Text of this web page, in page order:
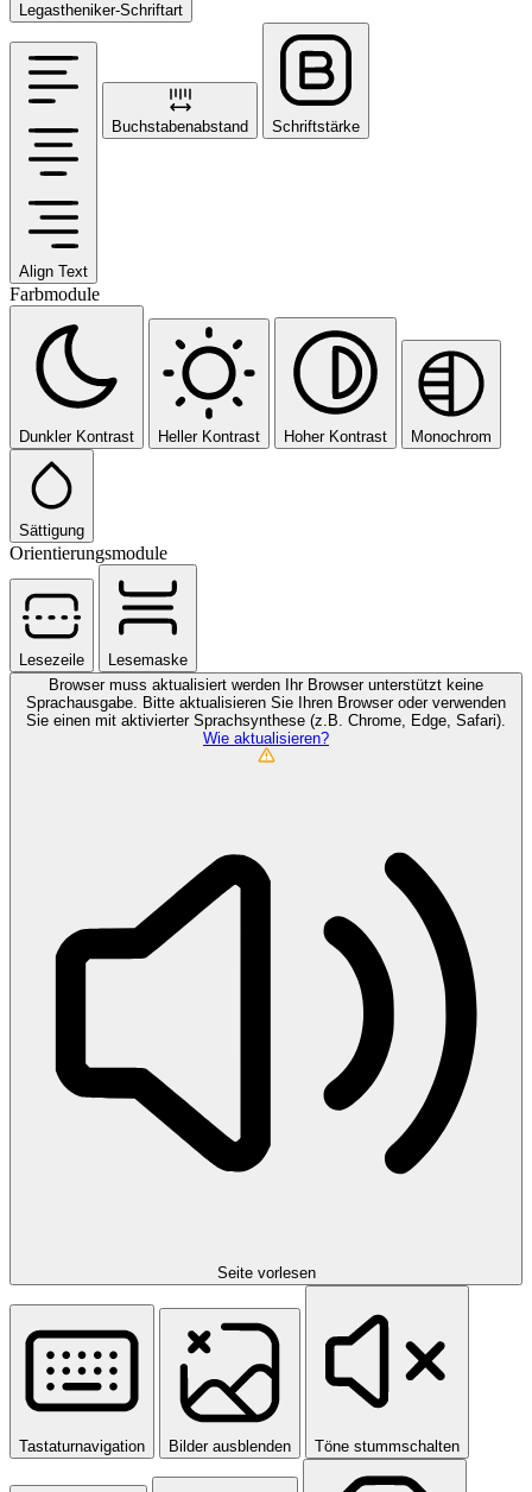
Legastheniker-Schriftart
Align Text
Buchstabenabstand Schriftstärke
Farbmodule
Dunkler Kontrast Heller Kontrast Hoher Kontrast Monochrom
Sättigung
Orientierungsmodule
Lesezeile
Lesemaske
Browser muss aktualisiert werden
Ihr Browser unterstützt keine
Sprachausgabe. Bitte aktualisieren Sie Ihren Browser oder verwenden
Sie einen mit aktivierter Sprachsynthese (z.B. Chrome, Edge, Safari).
Wie aktualisieren?
Seite vorlesen
Tastaturnavigation Bilder ausblenden Töne stummschalten